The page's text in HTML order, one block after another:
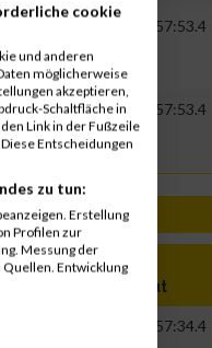
00:57:53.4
00:34:32.0 00:57:53.4
Brut
00:57:34.4
cookie
und anderen
möglicherweise
akzeptieren,
Schaltfläche in
Link in der Fußzeile
Entscheidungen
zu tun:
Erstellung
Profilen zur
Messung der
Entwicklung